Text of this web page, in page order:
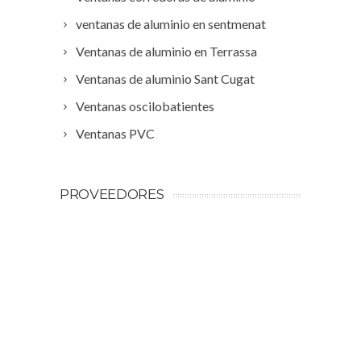
ventanas de aluminio en sentmenat
Ventanas de aluminio en Terrassa
Ventanas de aluminio Sant Cugat
Ventanas oscilobatientes
Ventanas PVC
PROVEEDORES